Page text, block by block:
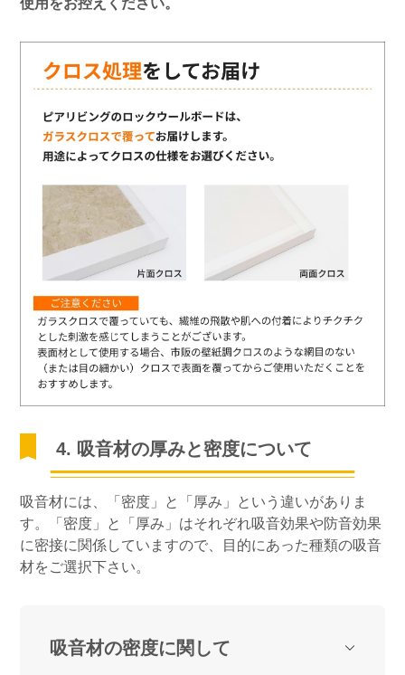
使用をお控えください。
4. 吸音材の厚みと密度について
吸音材には、「密度」と「厚み」という違いがありま
す。「密度」と「厚み」はそれぞれ吸音効果や防音効果
に密接に関係していますので、目的にあった種類の吸音
材をご選択下さい。
吸音材の密度に関して